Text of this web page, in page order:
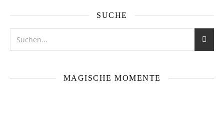
SUCHE
MAGISCHE MOMENTE